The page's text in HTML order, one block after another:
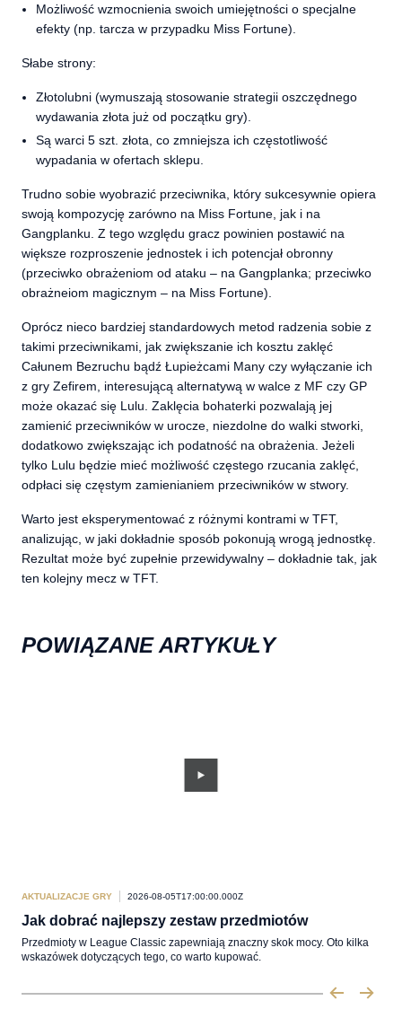
Możliwość wzmocnienia swoich umiejętności o specjalne
efekty (np. tarcza w przypadku Miss Fortune).
Słabe strony:
Złotolubni (wymuszają stosowanie strategii oszczędnego
wydawania złota już od początku gry).
Są warci 5 szt. złota, co zmniejsza ich częstotliwość
wypadania w ofertach sklepu.
Trudno sobie wyobrazić przeciwnika, który sukcesywnie opiera
swoją kompozycję zarówno na Miss Fortune, jak i na
Gangplanku. Z tego względu gracz powinien postawić na
większe rozproszenie jednostek i ich potencjał obronny
(przeciwko obrażeniom od ataku – na Gangplanka; przeciwko
obrażneiom magicznym – na Miss Fortune).
Oprócz nieco bardziej standardowych metod radzenia sobie z
takimi przeciwnikami, jak zwiększanie ich kosztu zaklęć
Całunem Bezruchu bądź Łupieżcami Many czy wyłączanie ich
z gry Zefirem, interesującą alternatywą w walce z MF czy GP
może okazać się Lulu. Zaklęcia bohaterki pozwalają jej
zamienić przeciwników w urocze, niezdolne do walki stworki,
dodatkowo zwiększając ich podatność na obrażenia. Jeżeli
tylko Lulu będzie mieć możliwość częstego rzucania zaklęć,
odpłaci się częstym zamienianiem przeciwników w stwory.
Warto jest eksperymentować z różnymi kontrami w TFT,
analizując, w jaki dokładnie sposób pokonują wrogą jednostkę.
Rezultat może być zupełnie przewidywalny – dokładnie tak, jak
ten kolejny mecz w TFT.
POWIĄZANE ARTYKUŁY
AKTUALIZACJE GRY 2026-08-05T17:00:00.000Z
Jak dobrać najlepszy zestaw przedmiotów
Przedmioty w League Classic zapewniają znaczny skok mocy. Oto kilka
wskazówek dotyczących tego, co warto kupować.